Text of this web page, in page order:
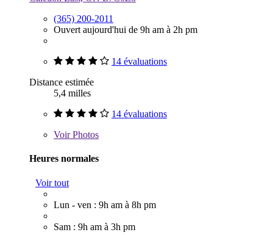
(365) 200-2011
Ouvert aujourd'hui de 9h am à 2h pm
14 évaluations
Distance estimée
5,4 milles
14 évaluations
VoirPhotos
Heures normales
Voir tout
Lun - ven : 9h am à 8h pm
Sam : 9h am à 3h pm